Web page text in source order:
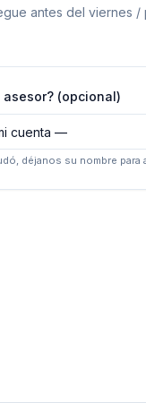
(opcional)
déjanos su nombre para